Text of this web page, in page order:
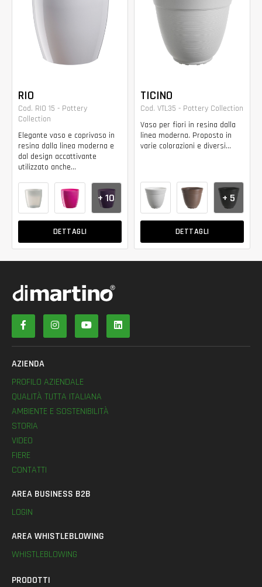
RIO
Cod. RIO 15 - Pottery
Collection
Elegante vaso e coprivaso in
resina dalla linea moderna e
dal design accattivante
utilizzato anche...
DETTAGLI
+ 10
TICINO
Cod. VTL35 - Pottery Collection
Vaso per fiori in resina dalla
linea moderna. Proposto in
varie colorazioni e diversi...
DETTAGLI
+ 5
AZIENDA
PROFILO AZIENDALE
QUALITÀ TUTTA ITALIANA
AMBIENTE E SOSTENIBILITÀ
STORIA
VIDEO
FIERE
CONTATTI
AREA BUSINESS B2B
LOGIN
AREA WHISTLEBLOWING
WHISTLEBLOWING
PRODOTTI